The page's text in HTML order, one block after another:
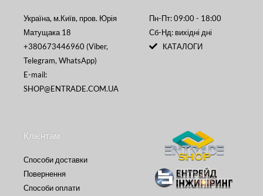
Україна, м.Київ, пров. Юрія
Матущака 18
+380673446960 (Viber,
Telegram, WhatsApp)
E-mail:
SHOP@ENTRADE.COM.UA
Пн-Пт: 09:00 - 18:00
Сб-Нд: вихідні дні
КАТАЛОГИ
Клієнтам
Способи доставки
Повернення
Способи оплати